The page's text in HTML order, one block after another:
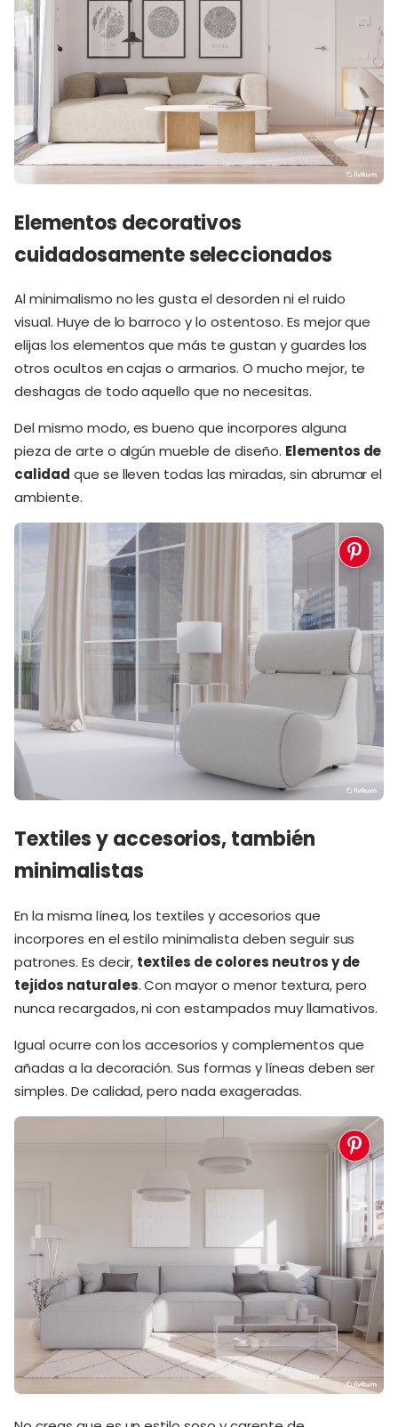
Elementos decorativos
cuidadosamente seleccionados
Al minimalismo no les gusta el desorden ni el ruido
visual. Huye de lo barroco y lo ostentoso. Es mejor que
elijas los elementos que más te gustan y guardes los
otros ocultos en cajas o armarios. O mucho mejor, te
deshagas de todo aquello que no necesitas.
Del mismo modo, es bueno que incorpores alguna
pieza de arte o algún mueble de diseño. Elementos de
calidad que se lleven todas las miradas, sin abrumar el
ambiente.
Textiles y accesorios, también
minimalistas
En la misma línea, los textiles y accesorios que
incorpores en el estilo minimalista deben seguir sus
patrones. Es decir, textiles de colores neutros y de
tejidos naturales. Con mayor o menor textura, pero
nunca recargados, ni con estampados muy llamativos.
Igual ocurre con los accesorios y complementos que
añadas a la decoración. Sus formas y líneas deben ser
simples. De calidad, pero nada exageradas.